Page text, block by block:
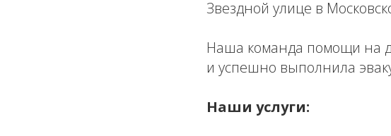
Звездной улице в
Наша команда помощи на
и успешно выполнила
Наши услуги: